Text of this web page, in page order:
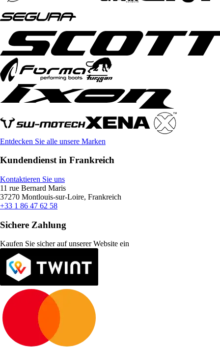
Entdecken Sie alle unsere Marken
Kundendienst in Frankreich
Kontaktieren Sie uns
11 rue Bernard Maris
37270 Montlouis-sur-Loire, Frankreich
+33 1 86 47 62 58
Sichere Zahlung
Kaufen Sie sicher auf unserer Website ein